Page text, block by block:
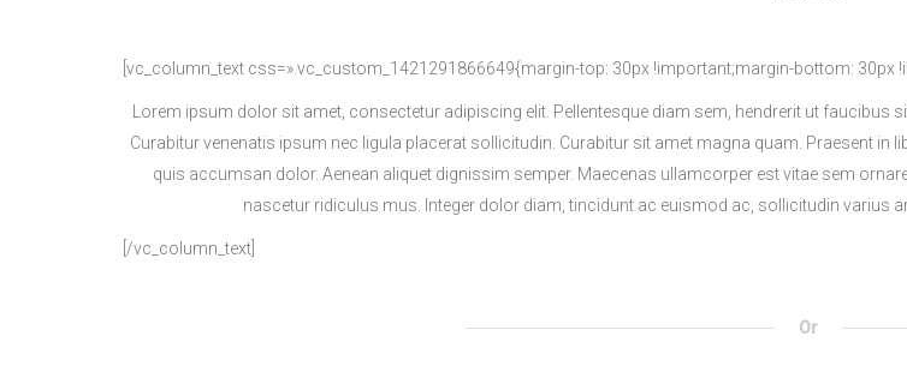
[vc_column_text css=».vc_custom_1421291866649{margin-top: 30px !important;margin-bottom: 30px
Lorem ipsum dolor sit amet, consectetur adipiscing elit. Pellentesque diam sem, hendrerit ut
Curabitur venenatis ipsum nec ligula placerat sollicitudin. Curabitur sit amet magna quam. Praesent in
quis accumsan dolor. Aenean aliquet dignissim semper. Maecenas ullamcorper est vitae sem
nascetur ridiculus mus. Integer dolor diam, tincidunt ac euismod ac, sollicitudin varius
[/vc_column_text]
Or